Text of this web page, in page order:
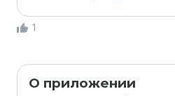
1
О приложении